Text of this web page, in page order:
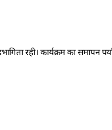
रही। कार्यक्रम का समापन